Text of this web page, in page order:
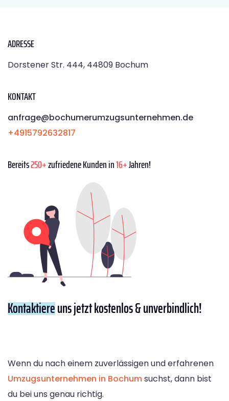
ADRESSE
Dorstener Str. 444, 44809 Bochum
KONTAKT
anfrage@bochumerumzugsunternehmen.de
+4915792632817
Bereits250+zufriedene Kunden in16+Jahren!
Kontaktiereuns jetzt kostenlos & unverbindlich!
Wenn du nach einem zuverlässigen und erfahrenen
Umzugsunternehmen in Bochumsuchst, dann bist
du bei uns genau richtig.